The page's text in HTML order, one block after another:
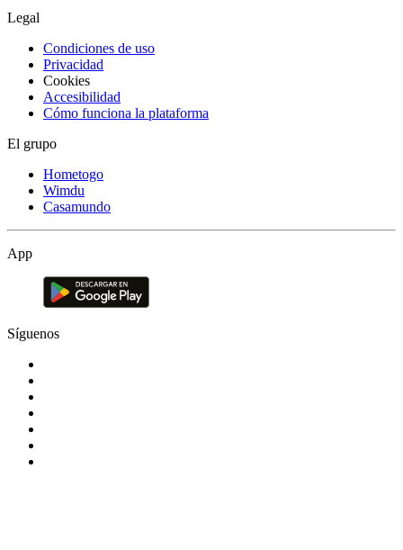
Legal
Condiciones de uso
Privacidad
Cookies
Accesibilidad
Cómo funciona la plataforma
El grupo
Hometogo
Wimdu
Casamundo
App
Síguenos